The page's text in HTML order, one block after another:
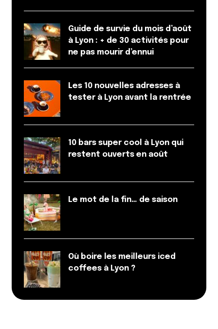
Guide de survie du mois d’août
à Lyon : + de 30 activités pour
ne pas mourir d’ennui
Les 10 nouvelles adresses à
tester à Lyon avant la rentrée
10 bars super cool à Lyon qui
restent ouverts en août
Le mot de la fin… de saison
Où boire les meilleurs iced
coffees à Lyon ?